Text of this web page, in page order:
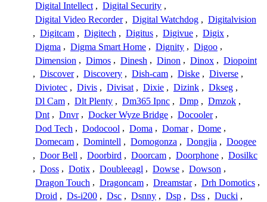
Digital Intellect , Digital Security ,
Digital Video Recorder , Digital Watchdog , Digitalvision
, Digitcam , Digitech , Digitus , Digivue , Digix ,
Digma , Digma Smart Home , Dignity , Digoo ,
Dimension , Dimos , Dinesh , Dinon , Dinox , Diopoint
, Discover , Discovery , Dish-cam , Diske , Diverse ,
Diviotec , Divis , Divisat , Dixie , Dizink , Dkseg ,
Dl Cam , Dlt Plenty , Dm365 Ipnc , Dmp , Dmzok ,
Dnt , Dnvr , Docker Wyze Bridge , Docooler ,
Dod Tech , Dodocool , Doma , Domar , Dome ,
Domecam , Domintell , Domogonza , Dongjia , Doogee
, Door Bell , Doorbird , Doorcam , Doorphone , Dosilkc
, Doss , Dotix , Doubleeagl , Dowse , Dowson ,
Dragon Touch , Dragoncam , Dreamstar , Drh Domotics ,
Droid , Ds-i200 , Dsc , Dsnny , Dsp , Dss , Ducki ,